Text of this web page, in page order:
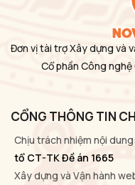
Đơn vị tài trợ Xây dựng và
Cổ phần Công
CỔNG THÔNG TIN
Chịu trách nhiệm nội dung:
tổ CT-TK Đề án 1665
Xây dựng và Vận hành